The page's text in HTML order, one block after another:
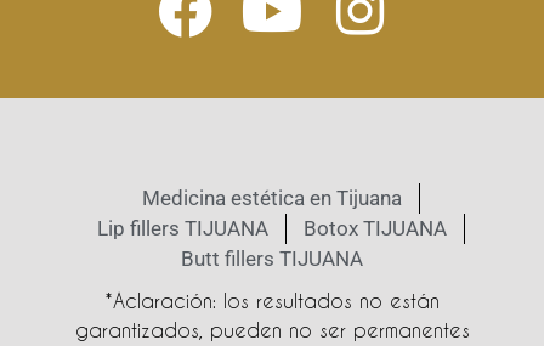
Medicina estética en Tijuana
Lip fillers TIJUANA
Botox TIJUANA
Butt fillers TIJUANA
*Aclaración: los resultados no están
garantizados, pueden no ser permanentes